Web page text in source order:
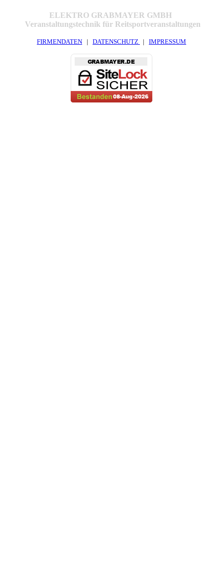
ELEKTRO GRABMAYER GMBH
Veranstaltungstechnik für Reitsportveranstaltungen
FIRMENDATEN DATENSCHUTZ IMPRESSUM